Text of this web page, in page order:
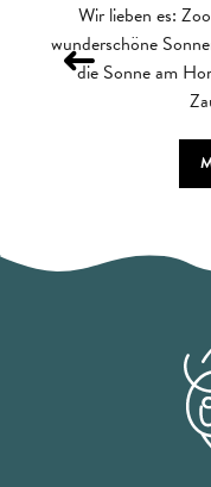
Wir lieben es:
wunderschöne
die Sonne am